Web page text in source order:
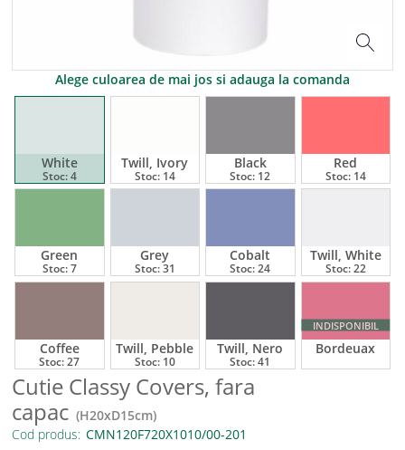
Alege culoarea de mai jos si adauga la comanda
White
Stoc:4
Twill, Ivory
Stoc: 14
Black
Stoc: 12
Red
Stoc: 14
Green
Stoc:7
Grey
Stoc:31
Cobalt
Stoc:24
Twill, White
Stoc:22
Coffee
Stoc:27
Twill, Pebble
Stoc: 10
Twill, Nero
Stoc:41
Bordeuax
INDISPONIBIL
Cutie Classy Covers, fara
capac (H20xD15cm)
Cod produs: